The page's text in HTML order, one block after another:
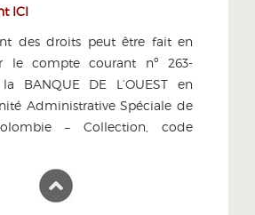
ICI
des droits peut être fait en
le compte courant nº 263-
BANQUE DE L’OUEST en
Administrative Spéciale de
– Collection, code